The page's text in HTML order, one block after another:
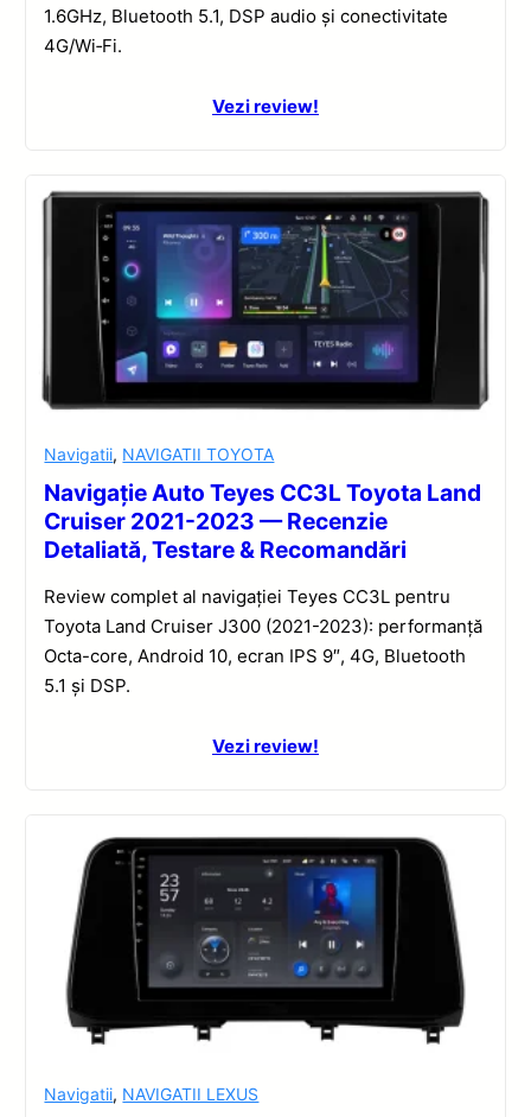
1.6GHz, Bluetooth 5.1, DSP audio și conectivitate
4G/Wi‑Fi.
Vezi review!
Navigatii, NAVIGATII TOYOTA
Navigație Auto Teyes CC3L Toyota Land
Cruiser 2021-2023 — Recenzie
Detaliată, Testare & Recomandări
Review complet al navigației Teyes CC3L pentru
Toyota Land Cruiser J300 (2021-2023): performanță
Octa-core, Android 10, ecran IPS 9″, 4G, Bluetooth
5.1 și DSP.
Vezi review!
Navigatii, NAVIGATII LEXUS